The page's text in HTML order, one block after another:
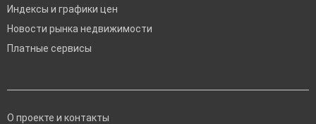
Индексы и графики цен
Новости рынка недвижимости
Платные сервисы
О проекте и контакты